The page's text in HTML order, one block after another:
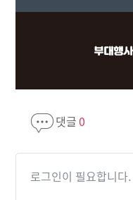
댓글0
로그인이 필요합니다.